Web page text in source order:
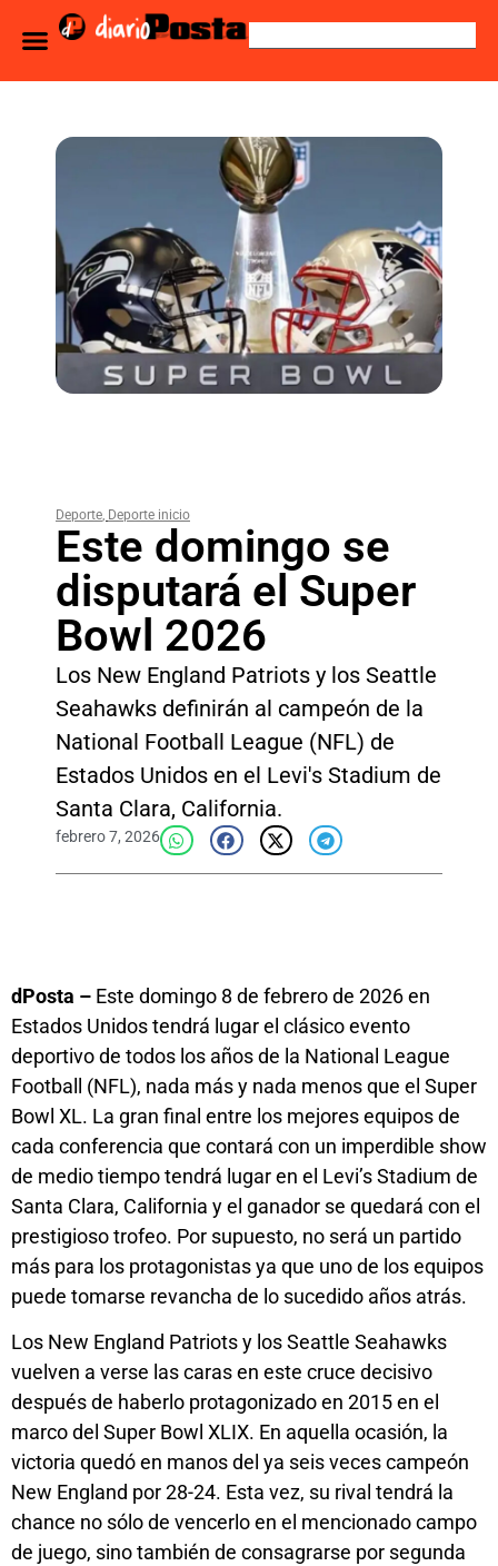
Deporte, Deporte inicio
Este domingo se
disputará el Super
Bowl 2026
Los New England Patriots y los Seattle
Seahawks definirán al campeón de la
National Football League (NFL) de
Estados Unidos en el Levi's Stadium de
Santa Clara, California.
febrero 7, 2026
dPosta – Este domingo 8 de febrero de 2026 en
Estados Unidos tendrá lugar el clásico evento
deportivo de todos los años de la National League
Football (NFL), nada más y nada menos que el Super
Bowl XL. La gran final entre los mejores equipos de
cada conferencia que contará con un imperdible show
de medio tiempo tendrá lugar en el Levi’s Stadium de
Santa Clara, California y el ganador se quedará con el
prestigioso trofeo. Por supuesto, no será un partido
más para los protagonistas ya que uno de los equipos
puede tomarse revancha de lo sucedido años atrás.
Los New England Patriots y los Seattle Seahawks
vuelven a verse las caras en este cruce decisivo
después de haberlo protagonizado en 2015 en el
marco del Super Bowl XLIX. En aquella ocasión, la
victoria quedó en manos del ya seis veces campeón
New England por 28-24. Esta vez, su rival tendrá la
chance no sólo de vencerlo en el mencionado campo
de juego, sino también de consagrarse por segunda